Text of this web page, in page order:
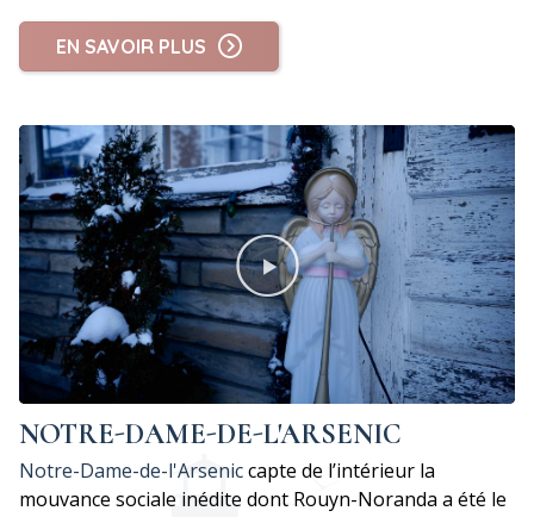
EN SAVOIR PLUS
NOTRE-DAME-DE-L'ARSENIC
Notre-Dame-de-l'Arseniccapte de l’intérieur la
mouvance sociale inédite dont Rouyn-Noranda a été le